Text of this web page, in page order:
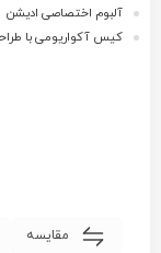
آلبوم اختصاصی ادیشن
کیس آکواریومی با
مقایسه